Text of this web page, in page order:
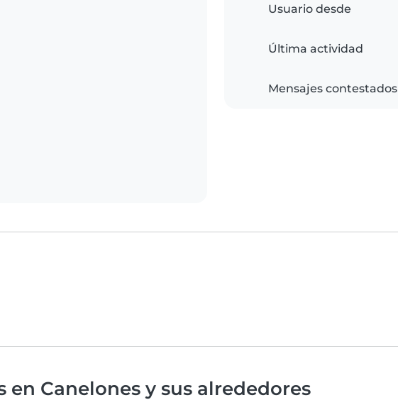
Usuario desde
Última actividad
Mensajes contestados
en Canelones y sus alrededores